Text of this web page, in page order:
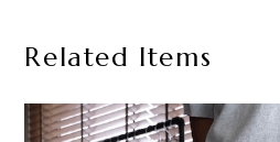
Related Items